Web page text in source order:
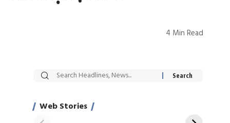
4 Min Read
Web Stories
सट्टेबाजी में अरेस्ट हुए
साहिल खान
रोज एक कच्चे लहसुन